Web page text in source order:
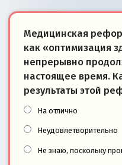
Медицинская
как «оптимизация
непрерывно
настоящее время.
результаты этой
На отлично
Неудовлетворительно
Не знаю, поскольку